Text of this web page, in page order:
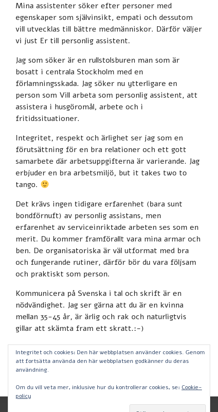
Mina assistenter söker efter personer med
egenskaper som självinsikt, empati och dessutom
vill utvecklas till bättre medmänniskor. Därför väljer
vi just Er till personlig assistent.
Jag som söker är en rullstolsburen man som är
bosatt i centrala Stockholm med en
förlamningsskada. Jag söker nu ytterligare en
person som Vill arbeta som personlig assistent, att
assistera i husgöromål, arbete och i
fritidssituationer.
Integritet, respekt och ärlighet ser jag som en
förutsättning för en bra relationer och ett gott
samarbete där arbetsuppgifterna är varierande. Jag
erbjuder en bra arbetsmiljö, but it takes two to
tango.
Det krävs ingen tidigare erfarenhet (bara sunt
bondförnuft) av personlig assistans, men
erfarenhet av serviceinriktade arbeten ses som en
merit. Du kommer framförallt vara mina armar och
ben. De organisatoriska är väl utformat med bra
och fungerande rutiner, därför bör du vara följsam
och praktiskt som person.
Kommunicera på Svenska i tal och skrift är en
nödvändighet. Jag ser gärna att du är en kvinna
mellan 35-45 år, är ärlig och rak och naturligtvis
gillar att skämta fram ett skratt.:-)
Tjänsten tillsätts löpande med lön enligt
överenskommelse! Lämna gärna referenser.
Mina assistenter SAIK AB, Tel: 0761-18 04 58, Orgnr:
Integritet och cookies: Den här webbplatsen använder cookies. Genom
att fortsätta använda den här webbplatsen godkänner du deras
användning.
Om du vill veta mer, inklusive hur du kontrollerar cookies, se: Cookie-
policy